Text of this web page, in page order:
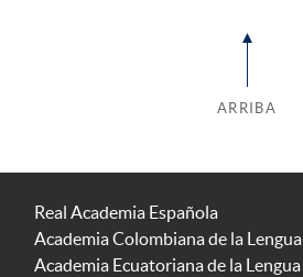
ARRIBA
Real Academia Española
Academia Colombiana de la Lengua
Academia Ecuatoriana de la Lengua